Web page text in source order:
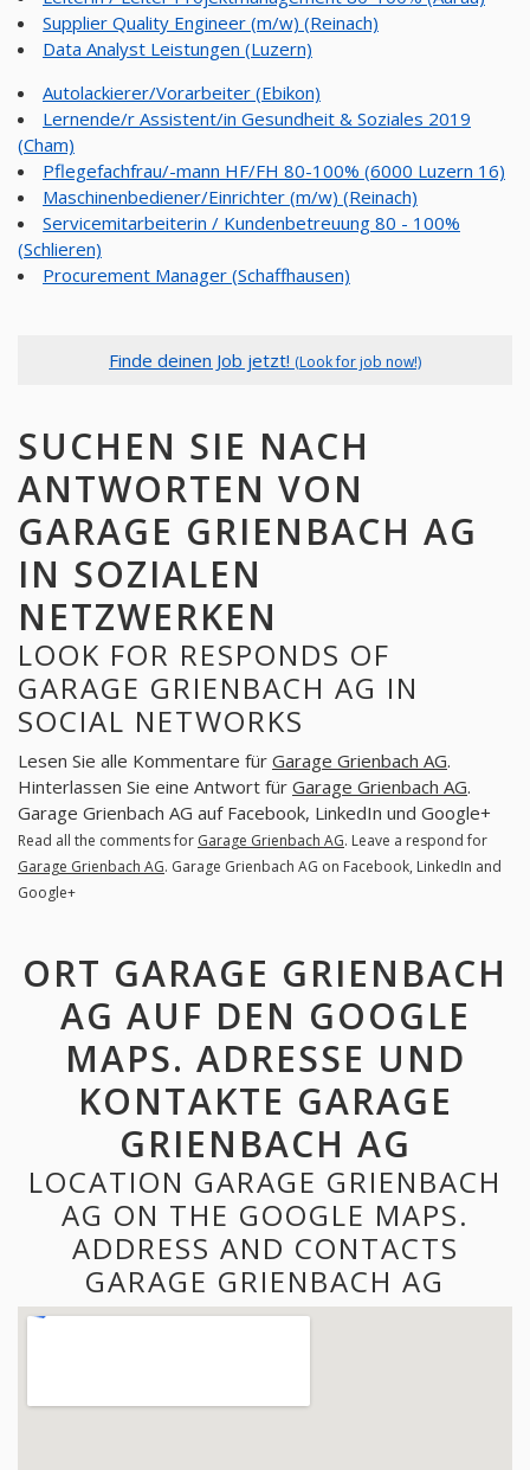
Supplier Quality Engineer (m/w) (Reinach)
Data Analyst Leistungen (Luzern)
Autolackierer/Vorarbeiter (Ebikon)
Lernende/r Assistent/in Gesundheit & Soziales 2019
(Cham)
Pflegefachfrau/-mann HF/FH 80-100% (6000 Luzern 16)
Maschinenbediener/Einrichter (m/w) (Reinach)
Servicemitarbeiterin / Kundenbetreuung 80 - 100%
(Schlieren)
Procurement Manager (Schaffhausen)
Finde deinen Job jetzt! (Look for job now!)
SUCHEN SIE NACH
ANTWORTEN VON
GARAGE GRIENBACH AG
IN SOZIALEN
NETZWERKEN
LOOK FOR RESPONDS OF
GARAGE GRIENBACH AG IN
SOCIAL NETWORKS
Lesen Sie alle Kommentare für Garage Grienbach AG.
Hinterlassen Sie eine Antwort für Garage Grienbach AG.
Garage Grienbach AG auf Facebook, LinkedIn und Google+
Read all the comments for Garage Grienbach AG. Leave a respond for
Garage Grienbach AG. Garage Grienbach AG on Facebook, LinkedIn and
Google+
ORT GARAGE GRIENBACH
AG AUF DEN GOOGLE
MAPS. ADRESSE UND
KONTAKTE GARAGE
GRIENBACH AG
LOCATION GARAGE GRIENBACH
AG ON THE GOOGLE MAPS.
ADDRESS AND CONTACTS
GARAGE GRIENBACH AG